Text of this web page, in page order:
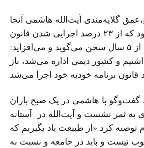
،عمق گلایه‌مندی آیت‌الله هاشمی آنجا
نمایان می‌شود که از ۲۳ درصد اجرایی شدن قانون
برنامه چهارم بعد از ۵ سال سخن می‌گوید و می‌افزاید:
و کشور دیمی اداره می‌شد، باز
گفت‌وگو با هاشمی در یک صبح باران
به ثمر نشست و آیت‌الله در آستانه
توصیه کرد «از طبیعت یاد بگیریم که
نیست و باید در جامعه و نسبت به